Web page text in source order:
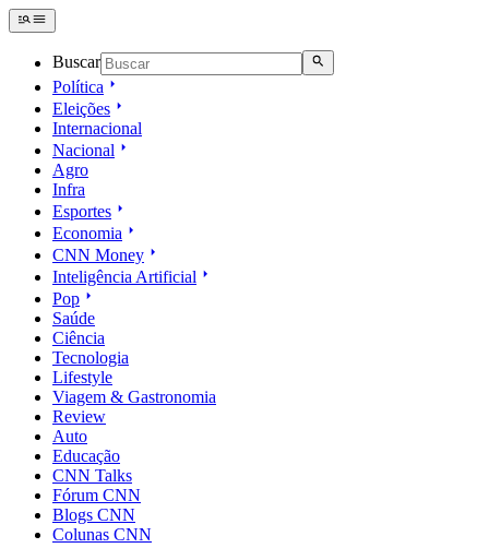
Buscar
Política
Eleições
Internacional
Nacional
Agro
Infra
Esportes
Economia
CNN Money
Inteligência Artificial
Pop
Saúde
Ciência
Tecnologia
Lifestyle
Viagem & Gastronomia
Review
Auto
Educação
CNN Talks
Fórum CNN
Blogs CNN
Colunas CNN